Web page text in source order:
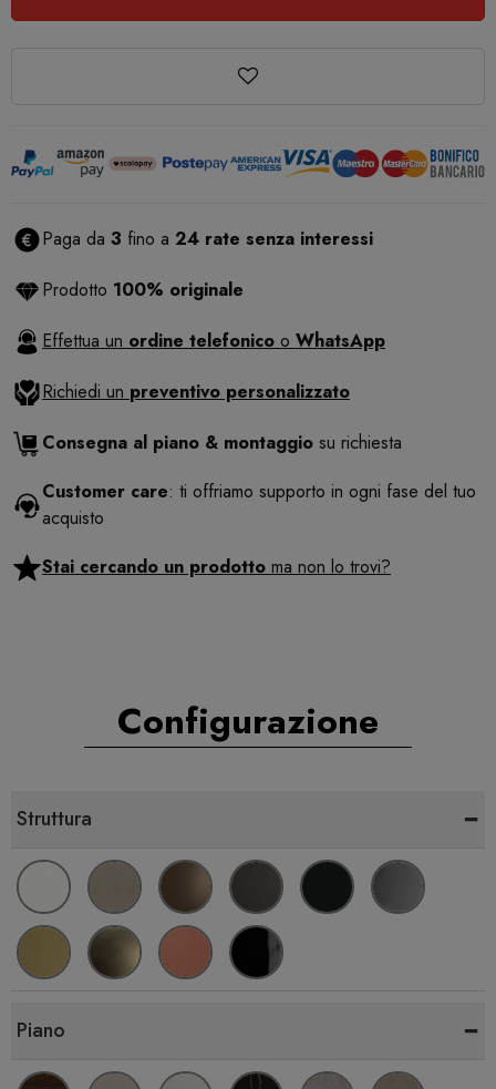
Paga da 3 fino a 24 rate senza interessi
Prodotto 100% originale
Effettua un ordine telefonico o WhatsApp
Richiedi un preventivo personalizzato
Consegna al piano & montaggio su richiesta
Customer care: ti offriamo supporto in ogni fase del tuo
acquisto
Stai cercando un prodotto ma non lo trovi?
Configurazione
Struttura -
Piano -